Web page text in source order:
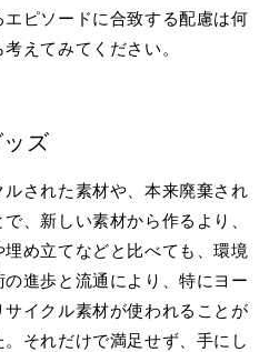
ピソードに合致する配慮は何
えてみてください。
ズ
された素材や、本来廃棄され
、新しい素材から作るより、
め立てなどと比べても、環境
進歩と流通により、特にヨー
イクル素材が使われることが
それだけで満足せず、手にし